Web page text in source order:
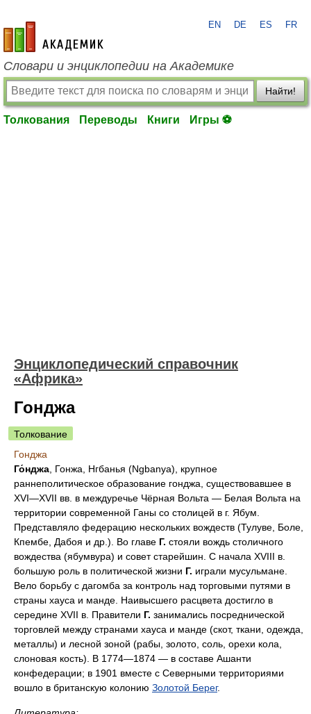
academic.ru
EN DE ES FR
Словари и энциклопедии на Академике
Найти!
Толкования Переводы Книги Игры ⚽
Энциклопедический справочник
«Африка»
Гонджа
Толкование
Гонджа
Го́нджа , Гонжа, Нгбанья (Ngbanya), крупное
раннеполитическое образование гонджа, существовавшее в
XVI—XVII вв. в междуречье Чёрная Вольта — Белая Вольта на
территории современной Ганы со столицей в г. Ябум.
Представляло федерацию нескольких вождеств (Тулуве, Боле,
Кпембе, Дабоя и др.). Во главе Г. стояли вождь столичного
вождества (ябумвура) и совет старейшин. С начала XVIII в.
большую роль в политической жизни Г. играли мусульмане.
Вело борьбу с дагомба за контроль над торговыми путями в
страны хауса и манде. Наивысшего расцвета достигло в
середине XVII в. Правители Г. занимались посреднической
торговлей между странами хауса и манде (скот, ткани, одежда,
металлы) и лесной зоной (рабы, золото, соль, орехи кола,
слоновая кость). В 1774—1874 — в составе Ашанти
конфедерации; в 1901 вместе с Северными территориями
вошло в британскую колонию Золотой Берег.